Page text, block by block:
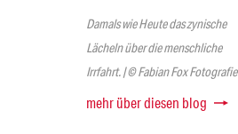
Damals wie Heute das zynische
Lächeln über die menschliche
Irrfahrt. | © Fabian Fox Fotografie
mehr über diesen blog